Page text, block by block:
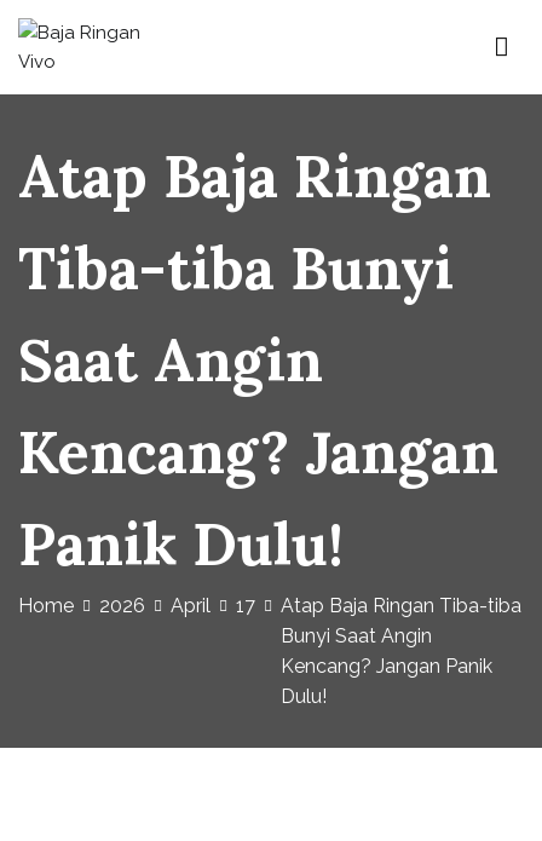
Baja Ringan Vivo
Website Baja Ringan Vivo
Atap Baja Ringan
Tiba-tiba Bunyi
Saat Angin
Kencang? Jangan
Panik Dulu!
Home 2026 April 17
Atap Baja Ringan Tiba-tiba
Bunyi Saat Angin
Kencang? Jangan Panik
Dulu!